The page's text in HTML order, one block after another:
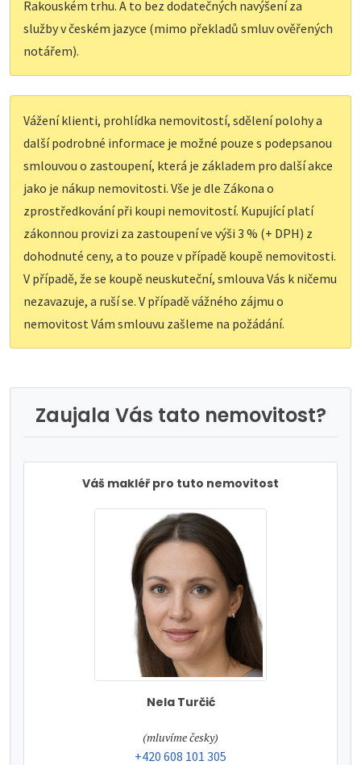
Rakouském trhu. A to bez dodatečných navýšení za
služby v českém jazyce (mimo překladů smluv ověřených
notářem).
Vážení klienti, prohlídka nemovitostí, sdělení polohy a
další podrobné informace je možné pouze s podepsanou
smlouvou o zastoupení, která je základem pro další akce
jako je nákup nemovitosti. Vše je dle Zákona o
zprostředkování při koupi nemovitostí. Kupující platí
zákonnou provizi za zastoupení ve výši 3 % (+ DPH) z
dohodnuté ceny, a to pouze v případě koupě nemovitosti.
V případě, že se koupě neuskuteční, smlouva Vás k ničemu
nezavazuje, a ruší se. V případě vážného zájmu o
nemovitost Vám smlouvu zašleme na požádání.
Zaujala Vás tato nemovitost?
Váš makléř pro tuto nemovitost
Nela Turčić
tel:
(mluvíme česky)
tel:
+420 608 101 305